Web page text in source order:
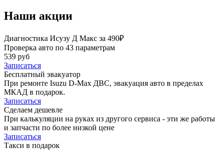
Наши акции
Диагностика Исузу Д Макс за 490₽
Проверка авто по 43 параметрам
539 руб
Записаться
Бесплатный эвакуатор
При ремонте Isuzu D-Max ДВС, эвакуация авто в пределах
МКАД в подарок.
Записаться
Сделаем дешевле
При калькуляции на руках из другого сервиса - эти же работы
и запчасти по более низкой цене
Записаться
Такси в подарок